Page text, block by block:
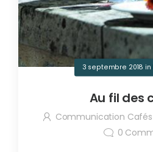
3 septembre 2018 in
Au fil des
Communication Cafés
0